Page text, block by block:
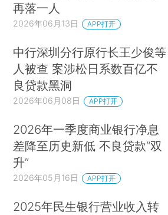
再落一人
2026年06月13日 APP打开
中行深圳分行原行长王少俊等
人被查 案涉松日系数百亿不
良贷款黑洞
2026年06月08日 APP打开
2026年一季度商业银行净息
差降至历史新低 不良贷款“双
升”
2026年05月16日 APP打开
2025年民生银行营业收入转